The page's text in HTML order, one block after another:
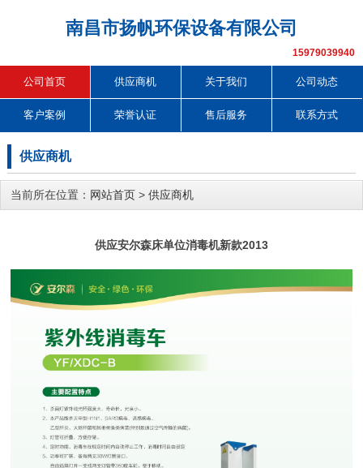
南昌市扬帆环保设备有限公司
15979039940
公司首页 供应商机 关于我们 公司动态
客户案例 荣誉认证 售后服务 联系方式
供应商机
当前所在位置： 网站首页 > 供应商机
供应安尔森床单位消毒机新款2013